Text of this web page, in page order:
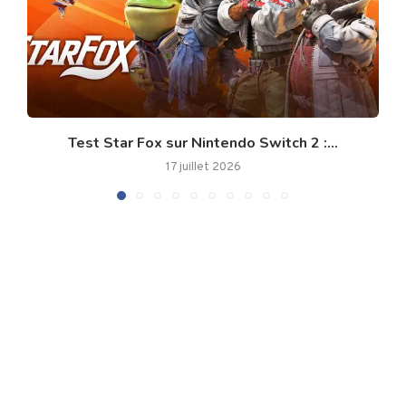
Test Star Fox sur Nintendo Switch 2 :...
17 juillet 2026